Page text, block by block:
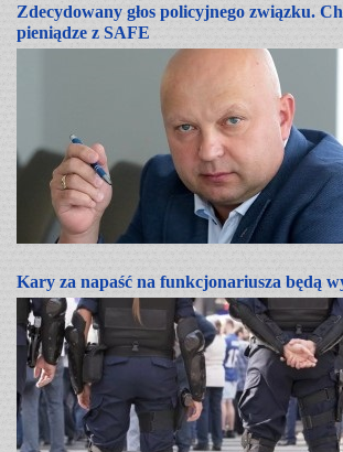
Zdecydowany głos policyjnego związku.
pieniądze z SAFE
Kary za napaść na funkcjonariusza będą